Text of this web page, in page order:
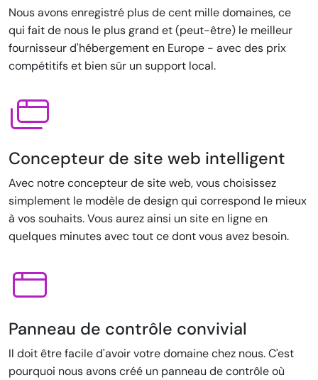
Nous avons enregistré plus de cent mille domaines, ce
qui fait de nous le plus grand et (peut-être) le meilleur
fournisseur d'hébergement en Europe - avec des prix
compétitifs et bien sûr un support local.
Concepteur de site web intelligent
Avec notre concepteur de site web, vous choisissez
simplement le modèle de design qui correspond le mieux
à vos souhaits. Vous aurez ainsi un site en ligne en
quelques minutes avec tout ce dont vous avez besoin.
Panneau de contrôle convivial
Il doit être facile d'avoir votre domaine chez nous. C'est
pourquoi nous avons créé un panneau de contrôle où